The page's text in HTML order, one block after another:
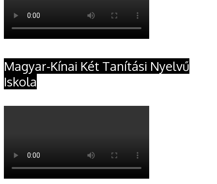
Magyar-Kínai Két Tanítási Nyelvű
Iskola